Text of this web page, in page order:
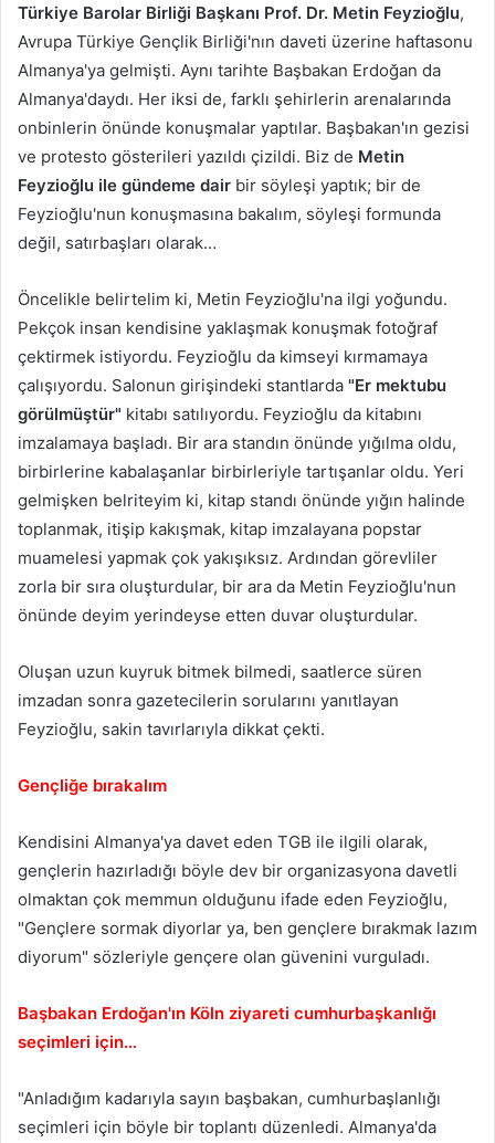
Türkiye Barolar Birliği Başkanı Prof. Dr. Metin Feyzioğlu,
Avrupa Türkiye Gençlik Birliği'nın daveti üzerine haftasonu
Almanya'ya gelmişti. Aynı tarihte Başbakan Erdoğan da
Almanya'daydı. Her iksi de, farklı şehirlerin arenalarında
onbinlerin önünde konuşmalar yaptılar. Başbakan'ın gezisi
ve protesto gösterileri yazıldı çizildi. Biz de Metin
Feyzioğlu ile gündeme dair bir söyleşi yaptık; bir de
Feyzioğlu'nun konuşmasına bakalım, söyleşi formunda
değil, satırbaşları olarak…
Öncelikle belirtelim ki, Metin Feyzioğlu'na ilgi yoğundu.
Pekçok insan kendisine yaklaşmak konuşmak fotoğraf
çektirmek istiyordu. Feyzioğlu da kimseyi kırmamaya
çalışıyordu. Salonun girişindeki stantlarda "Er mektubu
görülmüştür" kitabı satılıyordu. Feyzioğlu da kitabını
imzalamaya başladı. Bir ara standın önünde yığılma oldu,
birbirlerine kabalaşanlar birbirleriyle tartışanlar oldu. Yeri
gelmişken belriteyim ki, kitap standı önünde yığın halinde
toplanmak, itişip kakışmak, kitap imzalayana popstar
muamelesi yapmak çok yakışıksız. Ardından görevliler
zorla bir sıra oluşturdular, bir ara da Metin Feyzioğlu'nun
önünde deyim yerindeyse etten duvar oluşturdular.
Oluşan uzun kuyruk bitmek bilmedi, saatlerce süren
imzadan sonra gazetecilerin sorularını yanıtlayan
Feyzioğlu, sakin tavırlarıyla dikkat çekti.
Gençliğe bırakalım
Kendisini Almanya'ya davet eden TGB ile ilgili olarak,
gençlerin hazırladığı böyle dev bir organizasyona davetli
olmaktan çok memmun olduğunu ifade eden Feyzioğlu,
"Gençlere sormak diyorlar ya, ben gençlere bırakmak lazım
diyorum" sözleriyle gençere olan güvenini vurguladı.
Başbakan Erdoğan'ın Köln ziyareti cumhurbaşkanlığı
seçimleri için…
"Anladığım kadarıyla sayın başbakan, cumhurbaşlanlığı
seçimleri için böyle bir toplantı düzenledi. Almanya'da